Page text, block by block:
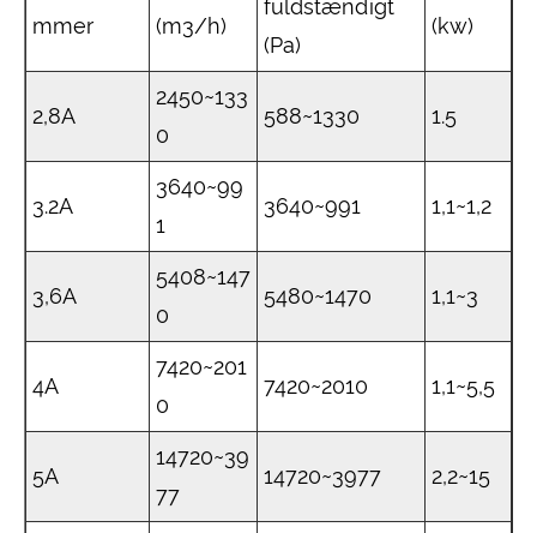
mmer
(m3/h)
fuldstændigt
(Pa)
(kw)
2,8A
2450~133
0
588~1330 1.5
3.2A
3640~99
1
3640~991 1,1~1,2
3,6A
5408~147
0
5480~1470 1,1~3
4A
7420~201
0
7420~2010 1,1~5,5
5A
14720~39
77
14720~3977 2,2~15